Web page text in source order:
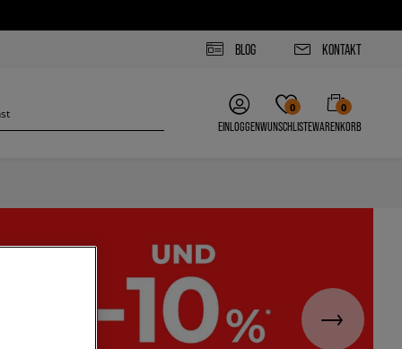
BLOG KONTAKT
EINLOGGEN
0
WUNSCHLISTE
0
WARENKORB